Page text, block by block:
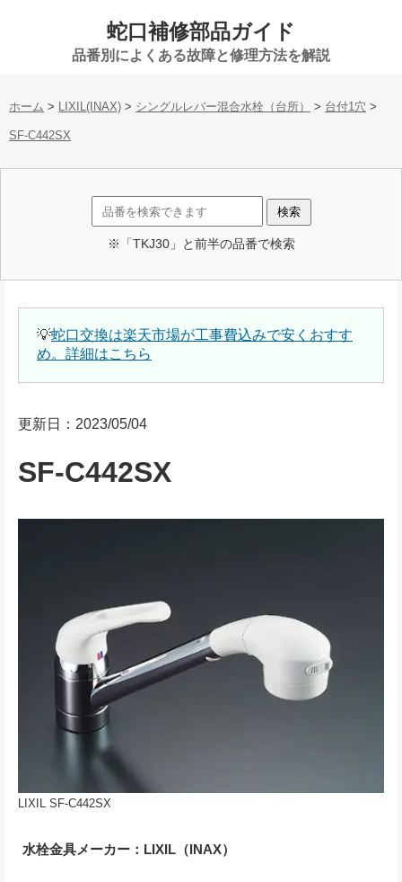
蛇口補修部品ガイド
品番別によくある故障と修理方法を解説
ホーム > LIXIL(INAX) > シングルレバー混合水栓（台所） > 台付1穴 >
SF-C442SX
※「TKJ30」と前半の品番で検索
💡蛇口交換は楽天市場が工事費込みで安くおすす
め。詳細はこちら
更新日：2023/05/04
SF-C442SX
LIXIL SF-C442SX
水栓金具メーカー：LIXIL（INAX）